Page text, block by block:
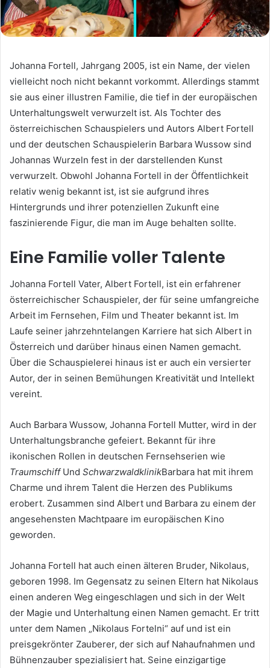
Johanna Fortell, Jahrgang 2005, ist ein Name, der vielen
vielleicht noch nicht bekannt vorkommt. Allerdings stammt
sie aus einer illustren Familie, die tief in der europäischen
Unterhaltungswelt verwurzelt ist. Als Tochter des
österreichischen Schauspielers und Autors Albert Fortell
und der deutschen Schauspielerin Barbara Wussow sind
Johannas Wurzeln fest in der darstellenden Kunst
verwurzelt. Obwohl Johanna Fortell in der Öffentlichkeit
relativ wenig bekannt ist, ist sie aufgrund ihres
Hintergrunds und ihrer potenziellen Zukunft eine
faszinierende Figur, die man im Auge behalten sollte.
Eine Familie voller Talente
Johanna Fortell Vater, Albert Fortell, ist ein erfahrener
österreichischer Schauspieler, der für seine umfangreiche
Arbeit im Fernsehen, Film und Theater bekannt ist. Im
Laufe seiner jahrzehntelangen Karriere hat sich Albert in
Österreich und darüber hinaus einen Namen gemacht.
Über die Schauspielerei hinaus ist er auch ein versierter
Autor, der in seinen Bemühungen Kreativität und Intellekt
vereint.
Auch Barbara Wussow, Johanna Fortell Mutter, wird in der
Unterhaltungsbranche gefeiert. Bekannt für ihre
ikonischen Rollen in deutschen Fernsehserien wie
TraumschiffUnd SchwarzwaldklinikBarbara hat mit ihrem
Charme und ihrem Talent die Herzen des Publikums
erobert. Zusammen sind Albert und Barbara zu einem der
angesehensten Machtpaare im europäischen Kino
geworden.
Johanna Fortell hat auch einen älteren Bruder, Nikolaus,
geboren 1998. Im Gegensatz zu seinen Eltern hat Nikolaus
einen anderen Weg eingeschlagen und sich in der Welt
der Magie und Unterhaltung einen Namen gemacht. Er tritt
unter dem Namen „Nikolaus Fortelni“ auf und ist ein
preisgekrönter Zauberer, der sich auf Nahaufnahmen und
Bühnenzauber spezialisiert hat. Seine einzigartige